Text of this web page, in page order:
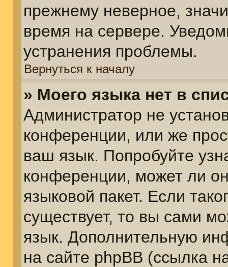
прежнему неверное,
время на сервере.
устранения проблемы.
Вернуться к началу
» Моего языка нет в
Администратор не
конференции, или же
ваш язык. Попробуйте
конференции, может ли
языковой пакет. Если
существует, то вы сами
язык. Дополнительную
на сайте phpBB (ссылка